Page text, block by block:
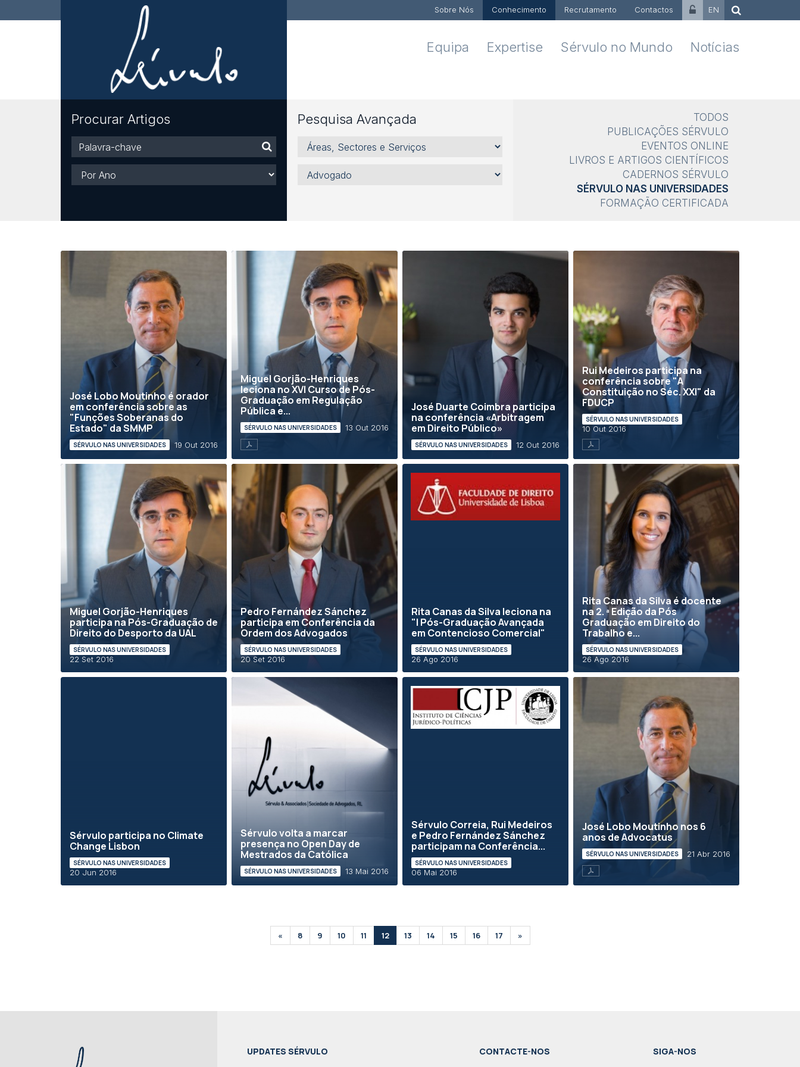
Sobre Nós Conhecimento Recrutamento Contactos EN
Equipa Expertise Sérvulo no Mundo Notícias
Procurar Artigos
Palavra-
chave
Ano
Pesquisa Avançada
Áreas,
Sectores
Serviços
Advogado
TODOS
PUBLICAÇÕES SÉRVULO
EVENTOS ONLINE
LIVROS E ARTIGOS CIENTÍFICOS
CADERNOS SÉRVULO
SÉRVULO NAS UNIVERSIDADES
FORMAÇÃO CERTIFICADA
José Lobo Moutinho é orador
em conferência sobre as
"Funções Soberanas do
Estado" da SMMP
SÉRVULO NAS UNIVERSIDADES 19 Out 2016
Miguel Gorjão-Henriques
leciona no XVI Curso de Pós-
Graduação em Regulação
Pública e...
SÉRVULO NAS UNIVERSIDADES 13 Out 2016
José Duarte Coimbra participa
na conferência «Arbitragem
em Direito Público»
SÉRVULO NAS UNIVERSIDADES 12 Out 2016
Rui Medeiros participa na
conferência sobre "A
Constituição no Séc. XXI" da
FDUCP
SÉRVULO NAS UNIVERSIDADES
10 Out 2016
Miguel Gorjão-Henriques
participa na Pós-Graduação de
Direito do Desporto da UAL
SÉRVULO NAS UNIVERSIDADES
22 Set 2016
Pedro Fernández Sánchez
participa em Conferência da
Ordem dos Advogados
SÉRVULO NAS UNIVERSIDADES
20 Set 2016
Rita Canas da Silva leciona na
"I Pós-Graduação Avançada
em Contencioso Comercial"
SÉRVULO NAS UNIVERSIDADES
26 Ago 2016
Rita Canas da Silva é docente
na 2. ª Edição da Pós
Graduação em Direito do
Trabalho e...
SÉRVULO NAS UNIVERSIDADES
26 Ago 2016
Sérvulo participa no Climate
Change Lisbon
SÉRVULO NAS UNIVERSIDADES
20 Jun 2016
Sérvulo volta a marcar
presença no Open Day de
Mestrados da Católica
SÉRVULO NAS UNIVERSIDADES 13 Mai 2016
Sérvulo Correia, Rui Medeiros
e Pedro Fernández Sánchez
participam na Conferência...
SÉRVULO NAS UNIVERSIDADES
06 Mai 2016
José Lobo Moutinho nos 6
anos de Advocatus
SÉRVULO NAS UNIVERSIDADES 21 Abr 2016
« 8 9 10 11 12 13 14 15 16 17 »
UPDATES SÉRVULO CONTACTE-NOS SIGA-NOS